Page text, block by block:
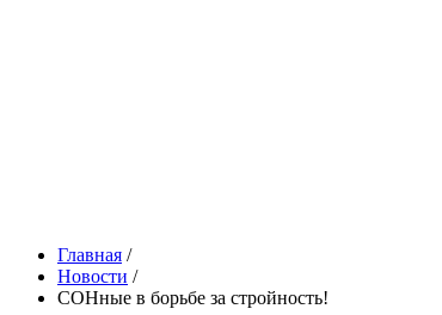
Главная /
Новости /
СОНные в борьбе за стройность!